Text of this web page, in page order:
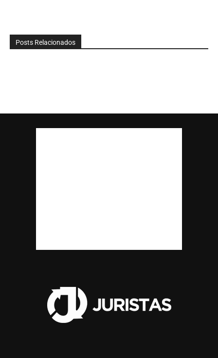
Posts Relacionados